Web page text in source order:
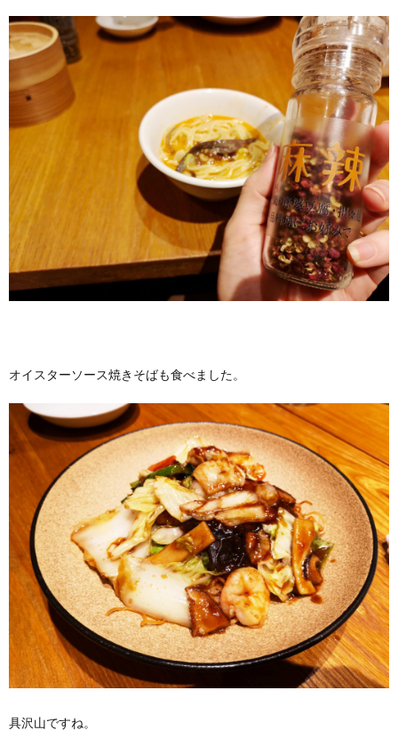
オイスターソース焼きそばも食べました。
具沢山ですね。